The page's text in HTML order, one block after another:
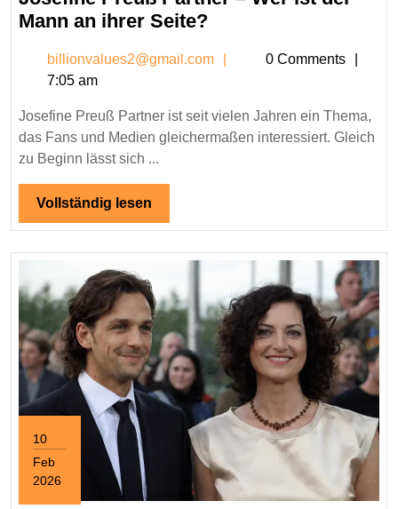
2025
Mann an ihrer Seite?Josefine
Partner
Wer
ist
ihrer
Seite?
billionvalues2@gmail.com
0 Comments
7:05 am
Josefine Preuß Partner ist seit vielen Jahren ein Thema,
das Fans und Medien gleichermaßen interessiert. Gleich
zu Beginn lässt sich ...
Vollständig lesen
lesen
10
Feb
2026
February